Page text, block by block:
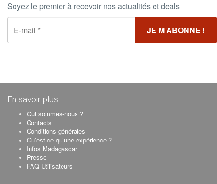
Soyez le premier à recevoir nos actualités et deals
En savoir plus
Qui sommes-nous ?
Contacts
Conditions générales
Qu’est-ce qu’une expérience ?
Infos Madagascar
Presse
FAQ Utilisateurs